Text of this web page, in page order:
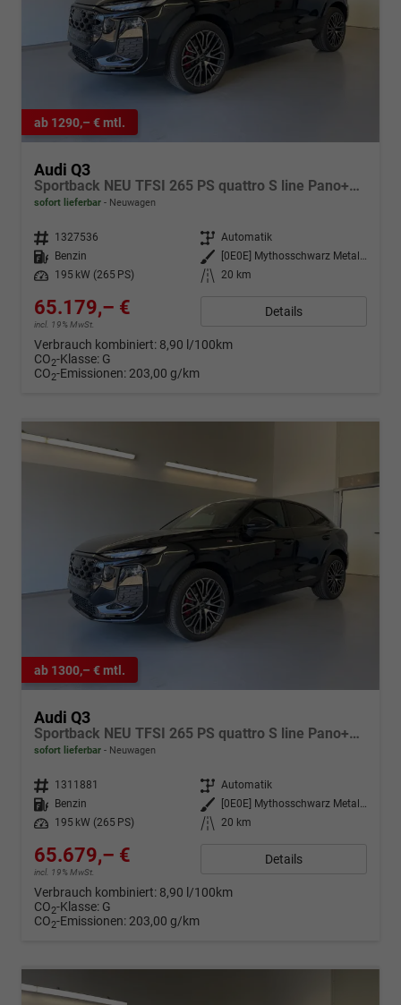
ab 1290,– € mtl.
Audi Q3
Sportback NEU TFSI 265 PS quattro S line Pano+TechPro+Matrix+AHK+HUD+Alu20+KlimaPlus+DCC+SONOS
sofort lieferbar Neuwagen
Fahrzeugnr. 1327536 Getriebe Automatik
Kraftstoff
Benzin Außenfarbe
[0E0E] Mythosschwarz Metallic
Leistung
195 kW (265 PS) Kilometerstand 20 km
65.179,– €
incl. 19% MwSt.
Details
Verbrauch kombiniert: 8,90 l/100km
CO2-Klasse: G
CO2-Emissionen: 203,00 g/km
ab 1300,– € mtl.
Audi Q3
Sportback NEU TFSI 265 PS quattro S line Pano+TechPro+Matrix+AHK+HUD+Alu20+KlimaPlus+DCC+SONOS
sofort lieferbar Neuwagen
Fahrzeugnr. 1311881 Getriebe Automatik
Kraftstoff
Benzin Außenfarbe
[0E0E] Mythosschwarz Metallic
Leistung
195 kW (265 PS) Kilometerstand 20 km
65.679,– €
incl. 19% MwSt.
Details
Verbrauch kombiniert: 8,90 l/100km
CO2-Klasse: G
CO2-Emissionen: 203,00 g/km